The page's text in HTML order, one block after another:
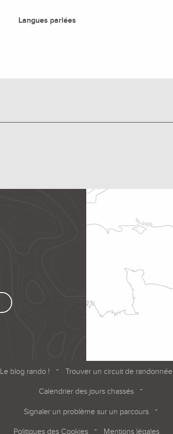
Langues parlées
Langues parlées
Le blog rando ! Trouver un circuit de randonnée
Calendrier des jours chassés
Signaler un problème sur un parcours
Politiques des Cookies Mentions légales